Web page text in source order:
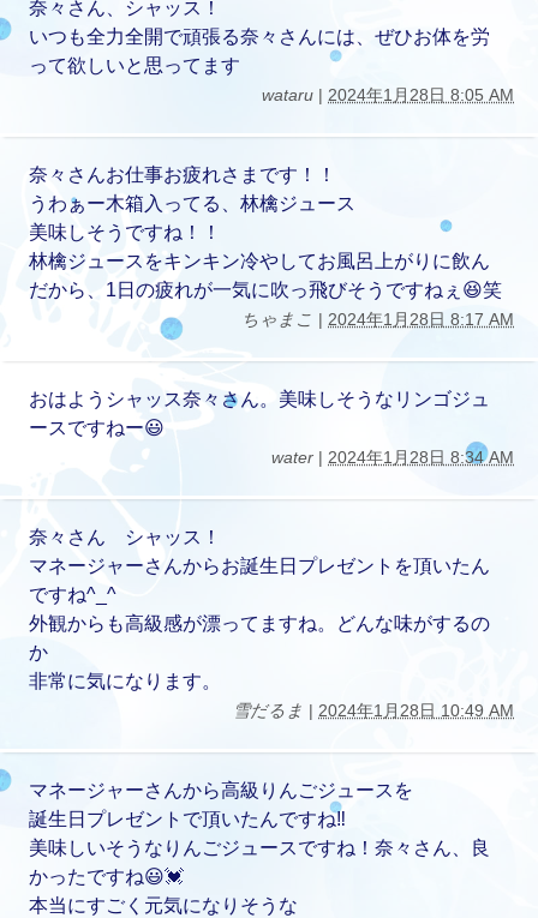
奈々さん、シャッス！
いつも全力全開で頑張る奈々さんには、ぜひお体を労
って欲しいと思ってます
wataru | 2024年1月28日 8:05 AM
奈々さんお仕事お疲れさまです！！
うわぁー木箱入ってる、林檎ジュース
美味しそうですね！！
林檎ジュースをキンキン冷やしてお風呂上がりに飲ん
だから、1日の疲れが一気に吹っ飛びそうですねぇ😆笑
ちゃまこ | 2024年1月28日 8:17 AM
おはようシャッス奈々さん。美味しそうなリンゴジュ
ースですねー😃
water | 2024年1月28日 8:34 AM
奈々さん シャッス！
マネージャーさんからお誕生日プレゼントを頂いたん
ですね^_^
外観からも高級感が漂ってますね。どんな味がするの
か
非常に気になります。
雪だるま | 2024年1月28日 10:49 AM
マネージャーさんから高級りんごジュースを
誕生日プレゼントで頂いたんですね‼️
美味しいそうなりんごジュースですね！奈々さん、良
かったですね😃💓
本当にすごく元気になりそうな